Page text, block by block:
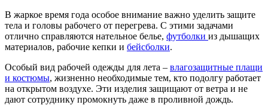
В жаркое время года особое внимание важно уделить защите
тела и головы рабочего от перегрева. С этими задачами
отлично справляются нательное белье, футболки из дышащих
материалов, рабочие кепки и бейсболки.
Особый вид рабочей одежды для лета – влагозащитные плащи
и костюмы, жизненно необходимые тем, кто подолгу работает
на открытом воздухе. Эти изделия защищают от ветра и не
дают сотруднику промокнуть даже в проливной дождь.